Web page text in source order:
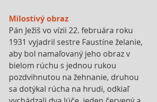
Milostivý obraz
Pán Ježiš vo vízii 22. februára roku
1931 vyjadril sestre Faustíne želanie,
aby bol namaľovaný jeho obraz v
bielom rúchu s jednou rukou
pozdvihnutou na žehnanie, druhou
sa dotýkal rúcha na hrudi, odkiaľ